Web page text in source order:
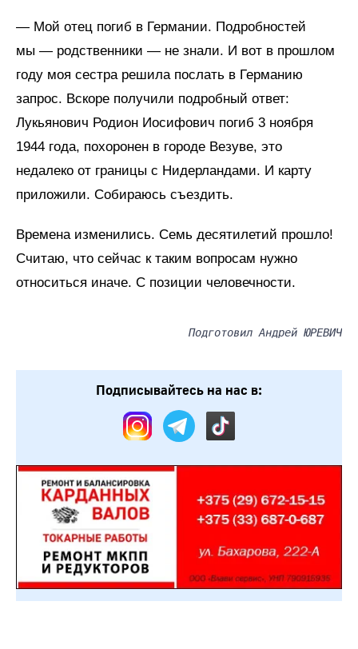
— Мой отец погиб в Германии. Подробностей
мы — родственники — не знали. И вот в прошлом
году моя сестра решила послать в Германию
запрос. Вскоре получили подробный ответ:
Лукьянович Родион Иосифович погиб 3 ноября
1944 года, похоронен в городе Везуве, это
недалеко от границы с Нидерландами. И карту
приложили. Собираюсь съездить.
Времена изменились. Семь десятилетий прошло!
Считаю, что сейчас к таким вопросам нужно
относиться иначе. С позиции человечности.
Подготовил Андрей ЮРЕВИЧ
Подписывайтесь на нас в: